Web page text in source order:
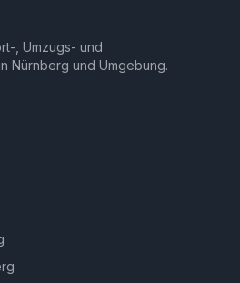
, Umzugs- und
Nürnberg und Umgebung.